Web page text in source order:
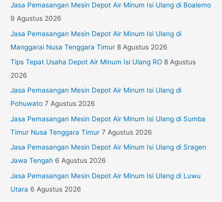
Jasa Pemasangan Mesin Depot Air Minum Isi Ulang di Boalemo
9 Agustus 2026
Jasa Pemasangan Mesin Depot Air Minum Isi Ulang di
Manggarai Nusa Tenggara Timur 8 Agustus 2026
Tips Tepat Usaha Depot Air Minum Isi Ulang RO 8 Agustus
2026
Jasa Pemasangan Mesin Depot Air Minum Isi Ulang di
Pohuwato 7 Agustus 2026
Jasa Pemasangan Mesin Depot Air Minum Isi Ulang di Sumba
Timur Nusa Tenggara Timur 7 Agustus 2026
Jasa Pemasangan Mesin Depot Air Minum Isi Ulang di Sragen
Jawa Tengah 6 Agustus 2026
Jasa Pemasangan Mesin Depot Air Minum Isi Ulang di Luwu
Utara 6 Agustus 2026